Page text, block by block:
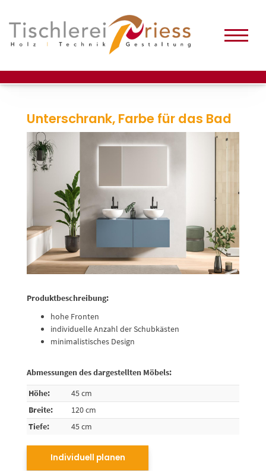
Unterschrank, Farbe für das Bad
Produktbeschreibung:
hohe Fronten
individuelle Anzahl der Schubkästen
minimalistisches Design
Abmessungen des dargestellten Möbels:
Höhe:
45 cm
Breite:
120 cm
Tiefe:
45 cm
Individuell planen